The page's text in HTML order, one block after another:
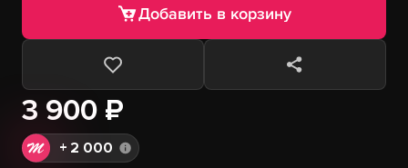
3 900 ₽
+ 2 000
Добавить в корзину